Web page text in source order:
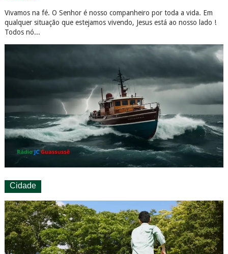
Vivamos na fé. O Senhor é nosso companheiro por toda a vida. Em
qualquer situação que estejamos vivendo, Jesus está ao nosso lado !
Todos nó...
Cidade